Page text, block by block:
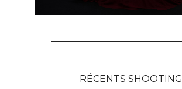
RÉCENTS SHOOTING